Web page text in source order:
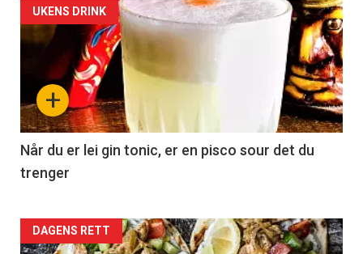
+
UKENS DRINK
Når du er lei gin tonic, er en pisco sour det du
trenger
Forsiden
DAGENS RETT